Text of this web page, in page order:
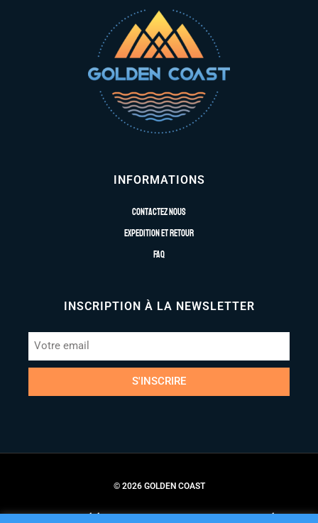
INFORMATIONS
Contactez nous
Expedition et retour
FAQ
INSCRIPTION À LA NEWSLETTER
S'INSCRIRE
© 2026 GOLDEN COAST